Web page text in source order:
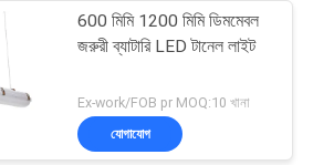
600 মিমি 1200 মিমি ডিমমেবল
জরুরী ব্যাটারি LED টানেল লাইট
Ex-work/FOB pr MOQ:10 খানা
যোগাযোগ